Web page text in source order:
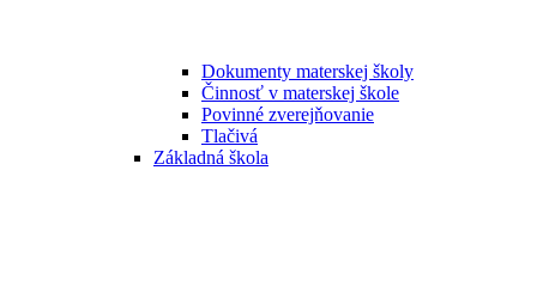
Dokumenty materskej školy
Činnosť v materskej škole
Povinné zverejňovanie
Tlačivá
Základná škola